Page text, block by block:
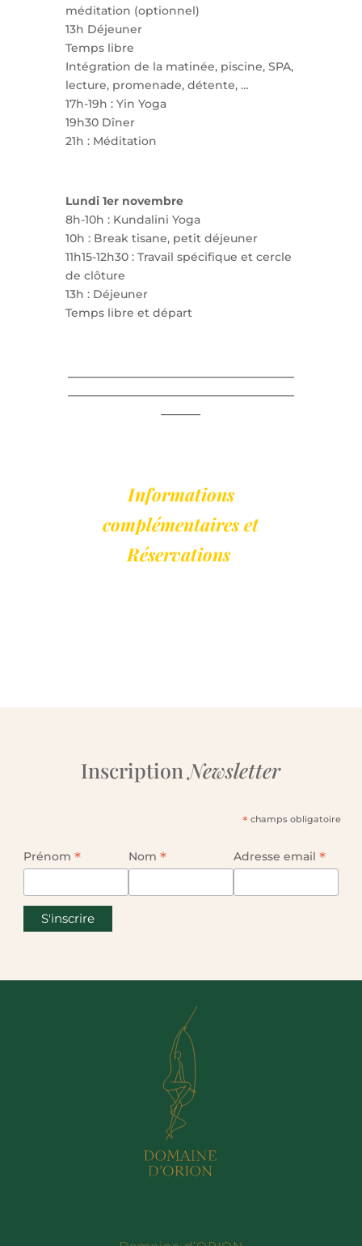
méditation (optionnel)
13h Déjeuner
Temps libre
Intégration de la matinée, piscine, SPA,
lecture, promenade, détente, …
17h-19h : Yin Yoga
19h30 Dîner
21h : Méditation
Lundi 1er novembre
8h-10h : Kundalini Yoga
10h : Break tisane, petit déjeuner
11h15-12h30 : Travail spécifique et cercle
de clôture
13h : Déjeuner
Temps libre et départ
Informations
complémentaires et
Réservations
InscriptionNewsletter
* champs obligatoire
Prénom * Nom * Adresse email*